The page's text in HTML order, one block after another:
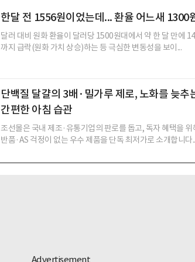
한달 전 1556원이었는데... 환율 어느새 1300
달러 대비 원화 환율이 달러당 1500원대에서 약 한 달 만에
까지 급락(원화 가치 상승)하는 등 극심한 변동성을 보이...
단백질 달걀의 3배·밀가루 제로, 노화를 늦추
간편한 아침 습관
조선몰은 국내 제조·유통기업의 판로를 돕고, 독자 혜택을 위
반품·AS 걱정이 없는 우수 제품을 단독 최저가로 소개합니다